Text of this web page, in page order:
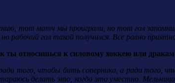
тот матч мы проиграли, но тот гол
рабочий гол такой получился. Все равно
относишься к силовому хоккею или дракам
того, чтобы бить соперника, а ради того,
делать это, когда это уместно.